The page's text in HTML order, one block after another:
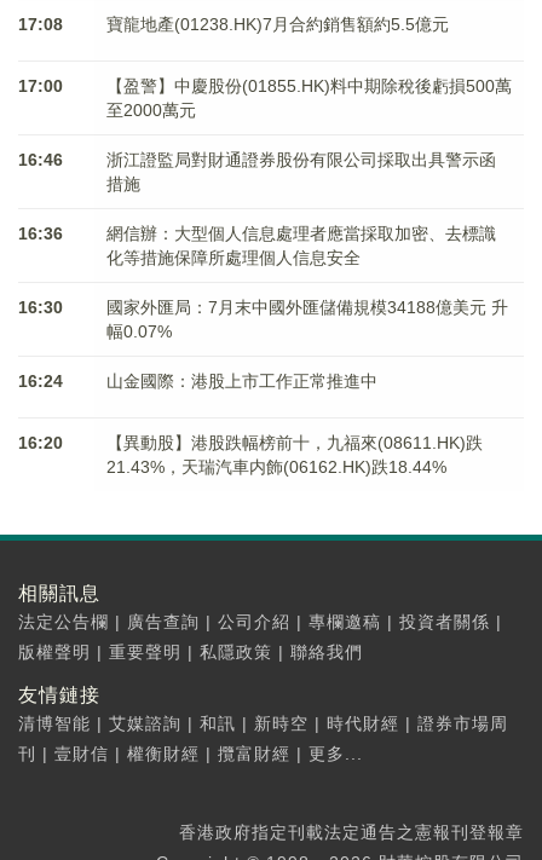
17:08 寶龍地產(01238.HK)7月合約銷售額約5.5億元
17:00
【盈警】中慶股份(01855.HK)料中期除稅後虧損500萬
至2000萬元
16:46
浙江證監局對財通證券股份有限公司採取出具警示函
措施
16:36
網信辦：大型個人信息處理者應當採取加密、去標識
化等措施保障所處理個人信息安全
16:30
國家外匯局：7月末中國外匯儲備規模34188億美元 升
幅0.07%
16:24 山金國際：港股上市工作正常推進中
16:20
【異動股】港股跌幅榜前十，九福來(08611.HK)跌
21.43%，天瑞汽車内飾(06162.HK)跌18.44%
相關訊息
法定公告欄 | 廣告查詢 | 公司介紹 | 專欄邀稿 | 投資者關係 |
版權聲明 | 重要聲明 | 私隱政策 | 聯絡我們
友情鏈接
清博智能 | 艾媒諮詢 | 和訊 | 新時空 | 時代財經 | 證券市場周
刊
| 壹財信 | 權衡財經 | 攬富財經 | 更多...
香港政府指定刊載法定通告之憲報刊登報章